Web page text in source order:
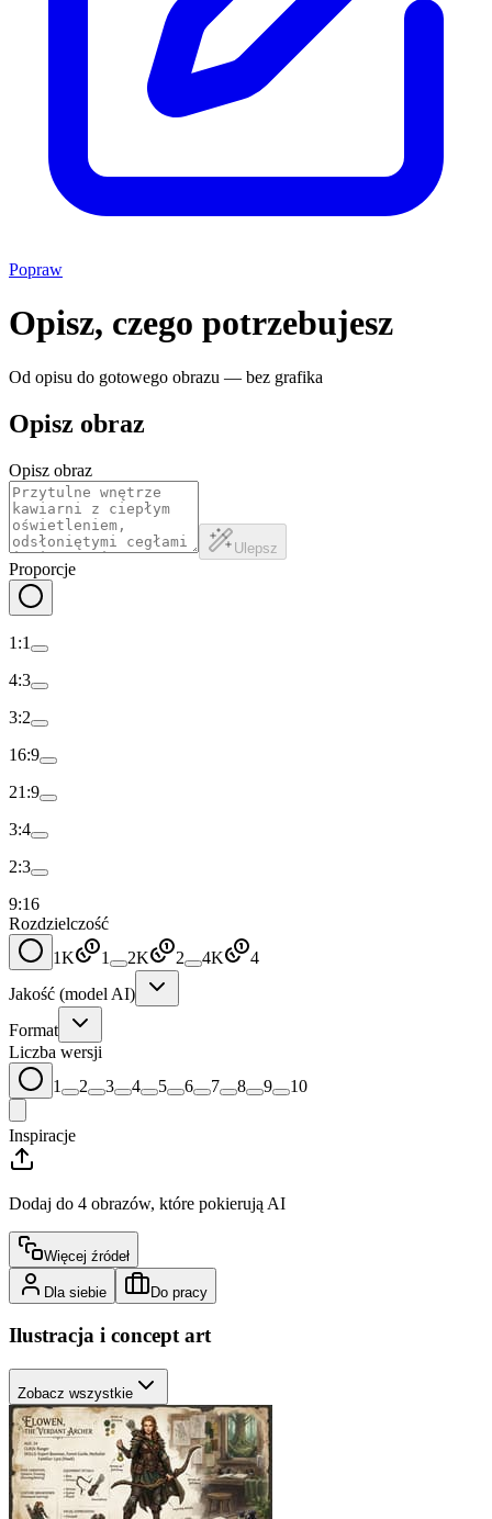
Popraw
Opisz, czego potrzebujesz
Od opisu do gotowego obrazu — bez grafika
Opisz obraz
Opisz obraz
Ulepsz
Proporcje
1:1
4:3
3:2
16:9
21:9
3:4
2:3
9:16
Rozdzielczość
1K
1 2K 2 4K
4
Jakość (model AI)
Format
Liczba wersji
1
2 3 4 5 6 7 8 9 10
Inspiracje
Dodaj do 4 obrazów, które pokierują AI
Więcej źródeł
Dla siebie Do pracy
Ilustracja i concept art
Zobacz wszystkie